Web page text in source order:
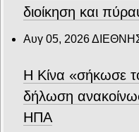
διοίκηση και
Αυγ 05, 2026
Η Κίνα «σήκωσε
δήλωση
ΗΠΑ